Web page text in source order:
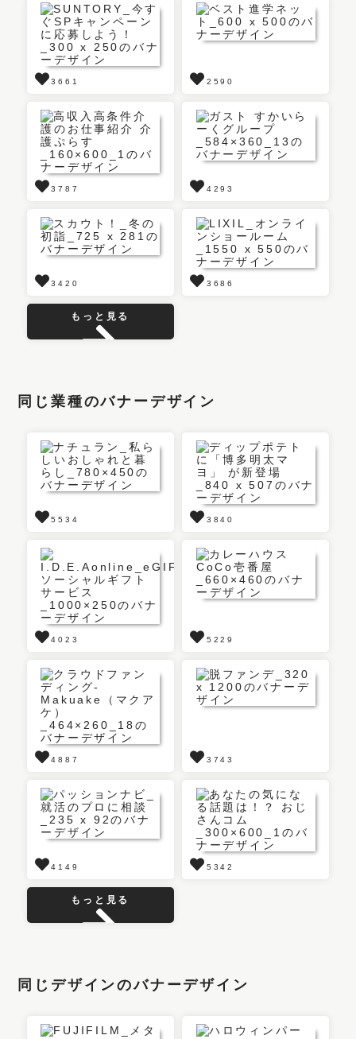
3661 2590
3787 4293
3420 3686
もっと見る
同じ業種のバナーデザイン
5534 3840
4023 5229
4887 3743
4149 5342
もっと見る
同じデザインのバナーデザイン